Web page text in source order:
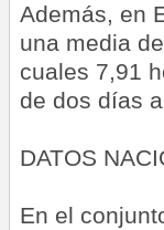
Además, en
una media
cuales 7,91
de dos días
DATOS
En el